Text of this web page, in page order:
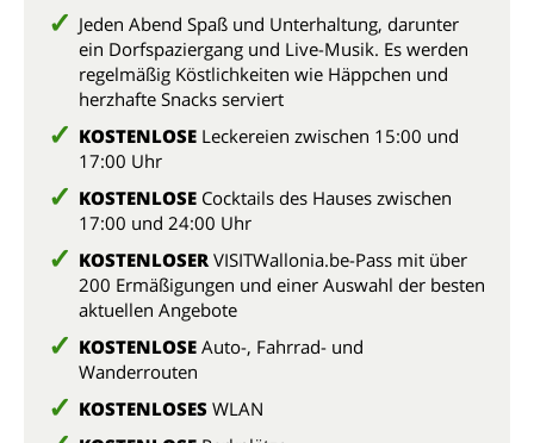
Jeden Abend Spaß und Unterhaltung, darunter
ein Dorfspaziergang und Live-Musik. Es werden
regelmäßig Köstlichkeiten wie Häppchen und
herzhafte Snacks serviert
KOSTENLOSE Leckereien zwischen 15:00 und
17:00 Uhr
KOSTENLOSE Cocktails des Hauses zwischen
17:00 und 24:00 Uhr
KOSTENLOSER VISITWallonia.be-Pass mit über
200 Ermäßigungen und einer Auswahl der besten
aktuellen Angebote
KOSTENLOSE Auto-, Fahrrad- und
Wanderrouten
KOSTENLOSES WLAN